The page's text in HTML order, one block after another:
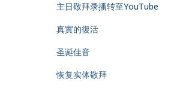
主日敬拜录播转至YouTube
真實的復活
圣诞佳音
恢复实体敬拜